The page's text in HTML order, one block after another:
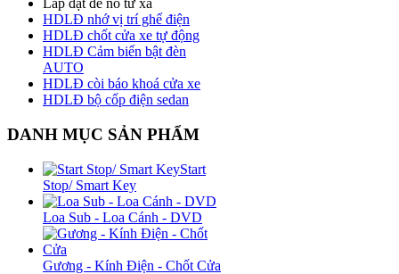
Lắp đặt đề nổ từ xa
HDLĐ nhớ vị trí ghế điện
HDLĐ chốt cửa xe tự động
HDLĐ Cảm biến bật đèn
AUTO
HDLĐ còi báo khoá cửa xe
HDLĐ bộ cốp điện sedan
DANH MỤC SẢN PHẨM
Start
Stop/ Smart Key
Loa Sub - Loa Cánh - DVD
Gương - Kính Điện - Chốt Cửa